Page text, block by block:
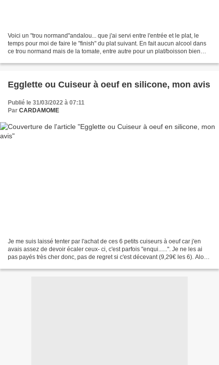
Voici un "trou normand"andalou... que j'ai servi entre l'entrée et le plat, le
temps pour moi de faire le "finish" du plat suivant. En fait aucun alcool dans
ce trou normand mais de la tomate, entre autre pour un plat/boisson bien
Egglette ou Cuiseur à oeuf en silicone, mon avis
Publié le 31/03/2022 à 07:11
Par CARDAMOME
Je me suis laissé tenter par l'achat de ces 6 petits cuiseurs à oeuf car j'en
avais assez de devoir écaler ceux- ci, c'est parfois "enqui......". Je ne les ai
pas payés très cher donc, pas de regret si c'est décevant (9,29€ les 6). Alors